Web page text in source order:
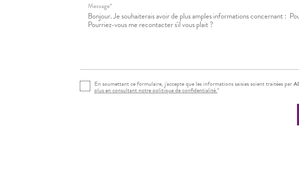
Message*
En soumettant ce formulaire, j'accepte que les informations saisies soient traitées par
plus en consultant notre politique de confidentialité.*